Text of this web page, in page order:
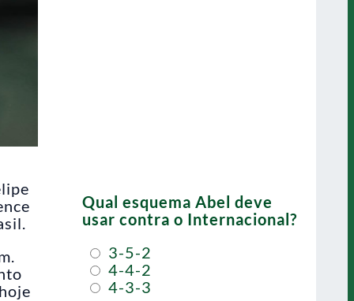
Qual esquema Abel deve
usar contra o Internacional?
3-5-2
4-4-2
4-3-3